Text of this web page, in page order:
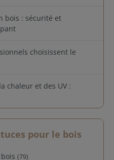
bois : sécurité et
choisissent le
chaleur et des UV :
pour le bois
(79)